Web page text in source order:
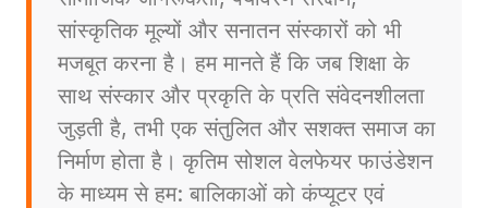
सांस्कृतिक मूल्यों और सनातन संस्कारों को भी
मजबूत करना है। हम मानते हैं कि जब शिक्षा के
साथ संस्कार और प्रकृति के प्रति संवेदनशीलता
जुड़ती है, तभी एक संतुलित और सशक्त समाज का
निर्माण होता है। कृतिम सोशल वेलफेयर फाउंडेशन
के माध्यम से हम: बालिकाओं को कंप्यूटर एवं